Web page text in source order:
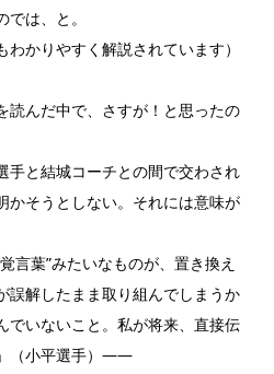
は、と。
わかりやすく解説されています）
読んだ中で、さすが！と思ったの
と結城コーチとの間で交わされ
かそうとしない。それには意味が
言葉”みたいなものが、置き換え
誤解したまま取り組んでしまうか
でいないこと。私が将来、直接伝
（小平選手）――